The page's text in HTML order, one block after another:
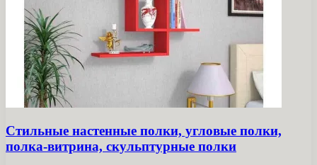
Стильные настенные полки, угловые полки,
полка-витрина, скульптурные полки